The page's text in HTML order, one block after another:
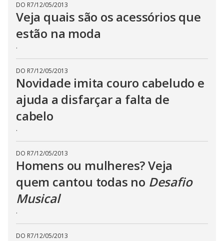
DO R7/12/05/2013
Veja quais são os acessórios que
estão na moda
.
DO R7/12/05/2013
Novidade imita couro cabeludo e
ajuda a disfarçar a falta de
cabelo
.
DO R7/12/05/2013
Homens ou mulheres? Veja
quem cantou todas no Desafio
Musical
.
DO R7/12/05/2013